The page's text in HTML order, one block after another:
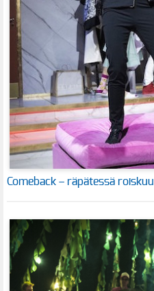
Comeback – räpätessä